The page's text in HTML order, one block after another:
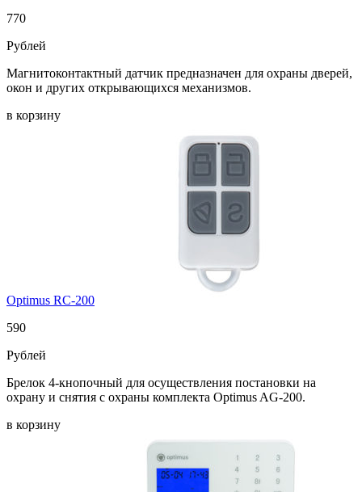
770
Рублей
Магнитоконтактный датчик предназначен для охраны дверей,
окон и других открывающихся механизмов.
в корзину
Optimus RC-200
590
Рублей
Брелок 4-кнопочный для осуществления постановки на
охрану и снятия с охраны комплекта Optimus AG-200.
в корзину